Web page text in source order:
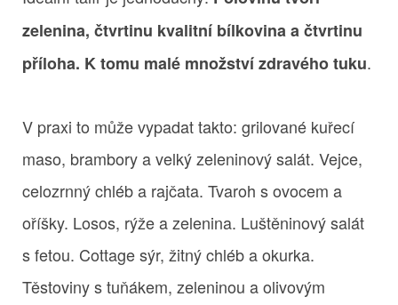
zelenina, čtvrtinu kvalitní bílkovina a čtvrtinu
příloha. K tomu malé množství zdravého tuku.
V praxi to může vypadat takto: grilované kuřecí
maso, brambory a velký zeleninový salát. Vejce,
celozrnný chléb a rajčata. Tvaroh s ovocem a
oříšky. Losos, rýže a zelenina. Luštěninový salát
s fetou. Cottage sýr, žitný chléb a okurka.
Těstoviny s tuňákem, zeleninou a olivovým